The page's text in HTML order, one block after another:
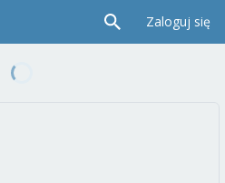
Zaloguj się